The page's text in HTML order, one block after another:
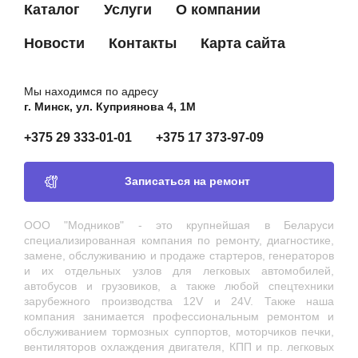
Каталог Услуги О компании
Новости Контакты Карта сайта
Мы находимся по адресу
г. Минск, ул. Куприянова 4, 1М
+375 29 333-01-01 +375 17 373-97-09
Записаться на ремонт
ООО "Модников" - это крупнейшая в Беларуси
специализированная компания по ремонту, диагностике,
замене, обслуживанию и продаже стартеров, генераторов
и их отдельных узлов для легковых автомобилей,
автобусов и грузовиков, а также любой спецтехники
зарубежного производства 12V и 24V. Также наша
компания занимается профессиональным ремонтом и
обслуживанием тормозных суппортов, моторчиков печки,
вентиляторов охлаждения двигателя, КПП и пр. легковых